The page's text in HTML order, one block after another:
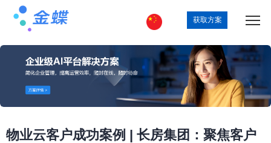
获取方案
物业云客户成功案例 | 长房集团：聚焦客户